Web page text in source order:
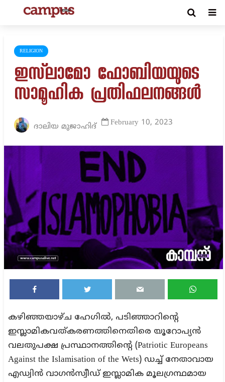
RELIGION
ഇസ്‌ലാമോ ഫോബിയയുടെ
സാമൂഹിക പ്രതിഫലനങ്ങൾ
ദാലിയ മുജാഹിദ് February 10, 2023
കഴിഞ്ഞയാഴ്ച ഹേഗില്‍, പടിഞ്ഞാറിന്റെ
ഇസ്ലാമികവത്കരണത്തിനെതിരെ യൂറോപ്യന്‍
വലതുപക്ഷ പ്രസ്ഥാനത്തിന്റെ (Patriotic Europeans
Against the Islamisation of the Wets) ഡച്ച് നേതാവായ
എഡ്വിന്‍ വാഗന്‍സ്വീഡ് ഇസ്ലാമിക മൂലഗ്രന്ഥമായ